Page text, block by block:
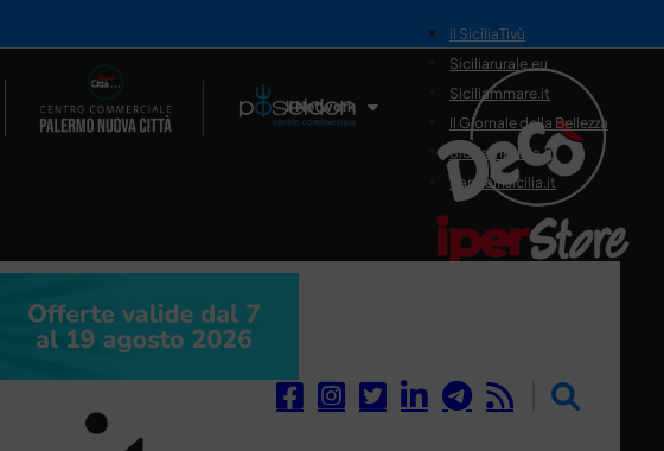
Il Network
il SiciliaTivù
Siciliarurale.eu
Siciliammare.it
Il Giornale della Bellezza
Siciliamedica.it
Sanitainsicilia.it